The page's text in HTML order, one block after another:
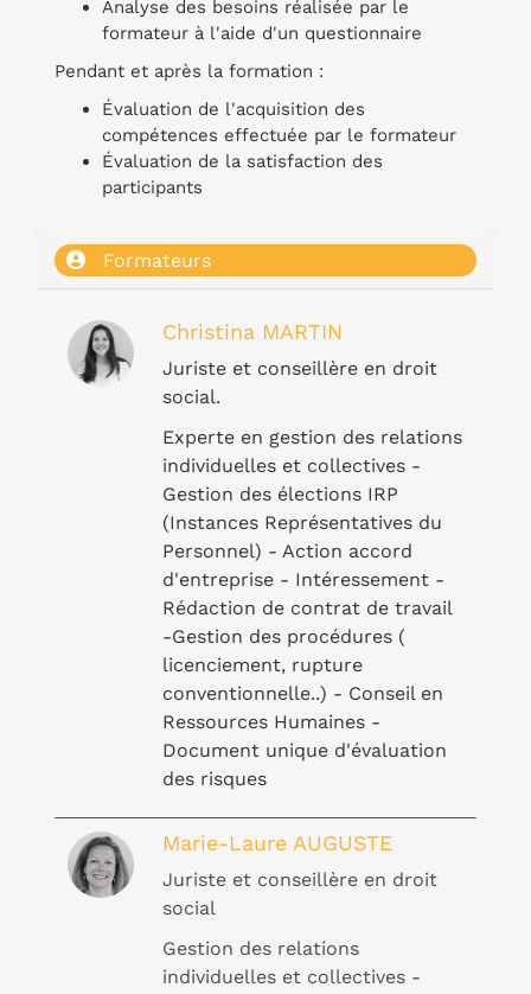
Analyse des besoins réalisée par le
formateur à l'aide d'un questionnaire
Pendant et après la formation :
Évaluation de l'acquisition des
compétences effectuée par le formateur
Évaluation de la satisfaction des
participants
Formateurs
Christina MARTIN
Juriste et conseillère en droit
social.
Experte en gestion des relations
individuelles et collectives -
Gestion des élections IRP
(Instances Représentatives du
Personnel) - Action accord
d'entreprise - Intéressement -
Rédaction de contrat de travail
-Gestion des procédures (
licenciement, rupture
conventionnelle..) - Conseil en
Ressources Humaines -
Document unique d'évaluation
des risques
Marie-Laure AUGUSTE
Juriste et conseillère en droit
social
Gestion des relations
individuelles et collectives -